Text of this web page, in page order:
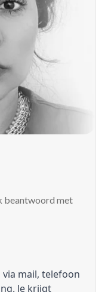
beantwoord met
via mail, telefoon
Je krijgt